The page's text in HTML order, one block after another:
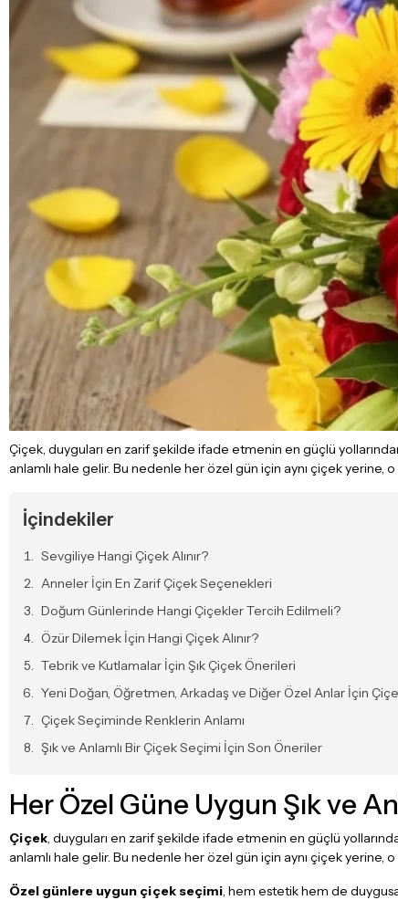
Çiçek, duyguları en zarif şekilde ifade etmenin en güçlü
anlamlı hale gelir. Bu nedenle her özel gün için aynı çiçek yerine,
İçindekiler
Sevgiliye Hangi Çiçek Alınır?
Anneler İçin En Zarif Çiçek Seçenekleri
Doğum Günlerinde Hangi Çiçekler Tercih Edilmeli?
Özür Dilemek İçin Hangi Çiçek Alınır?
Tebrik ve Kutlamalar İçin Şık Çiçek Önerileri
Yeni Doğan, Öğretmen, Arkadaş ve Diğer Özel Anlar İçin
Çiçek Seçiminde Renklerin Anlamı
Şık ve Anlamlı Bir Çiçek Seçimi İçin Son Öneriler
Her Özel Güne Uygun Şık ve
Çiçek , duyguları en zarif şekilde ifade etmenin en güçlü
anlamlı hale gelir. Bu nedenle her özel gün için aynı çiçek yerine,
Özel günlere uygun çiçek seçimi , hem estetik hem de